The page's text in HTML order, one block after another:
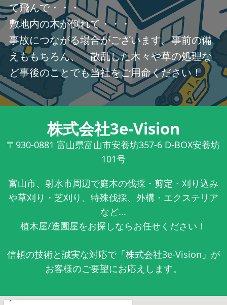
て飛んで・・・
敷地内の木が倒れて・・・
事故につながる場合がございます。事前の備
えももちろん、 散乱した木々や草の処理な
ど事後のことでも当社をご用命ください！
株式会社3e-Vision
〒930-0881 富山県富山市安養坊357-6 D-BOX安養坊
101号
富山市、射水市周辺で庭木の伐採・剪定・刈り込み
や草刈り・芝刈り、特殊伐採、外構・エクステリア
など...
植木屋/造園屋をお探しならお任せください！
信頼の技術と誠実な対応で「株式会社3e-Vision」が
お客様のご要望にお応えします。